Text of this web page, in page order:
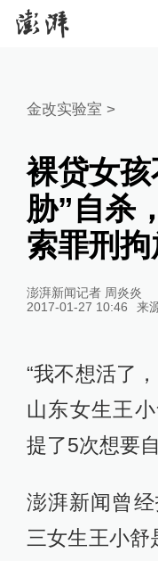
金改实验室 >
裸贷女
胁”自杀
索罪刑拘
澎湃新闻记者 周炎炎
2017-01-27 10:46
来
“我不想活了
山东女生王
提了5次想要
澎湃新闻曾
三女生王小舒